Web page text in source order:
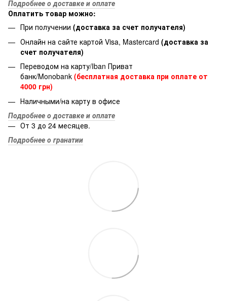
Подробнее о доставке и оплате
Оплатить товар можно:
При получении (доставка за счет получателя)
Онлайн на сайте картой Visa, Mastercard (доставка за
счет получателя)
Переводом на карту/Iban Приват
банк/Monobank (бесплатная доставка при оплате от
4000 грн)
Наличными/на карту в офисе
Подробнее о доставке и оплате
От 3 до 24 месяцев.
Подробнее о гранатии